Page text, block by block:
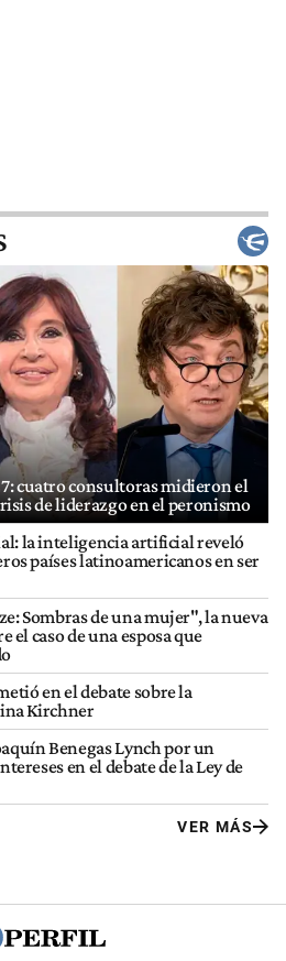
cuatro consultoras midieron el
de liderazgo en el peronismo
la inteligencia artificial reveló
países latinoamericanos en ser
Sombras de una mujer", la nueva
el caso de una esposa que
en el debate sobre la
Kirchner
Benegas Lynch por un
en el debate de la Ley de
VER MÁS